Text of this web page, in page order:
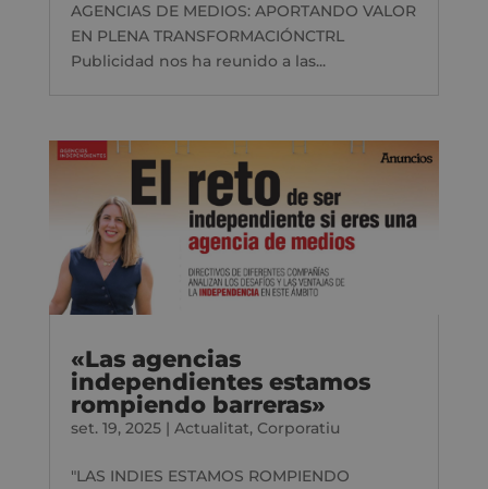
AGENCIAS DE MEDIOS: APORTANDO VALOR
EN PLENA TRANSFORMACIÓNCTRL
Publicidad nos ha reunido a las...
«Las agencias
independientes estamos
rompiendo barreras»
set. 19, 2025| Actualitat, Corporatiu
"LAS INDIES ESTAMOS ROMPIENDO